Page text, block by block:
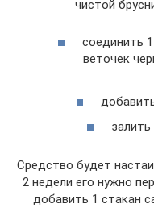
чистой
соединить
веточек
Средство будет
2 недели его нужно
добавить 1 стакан